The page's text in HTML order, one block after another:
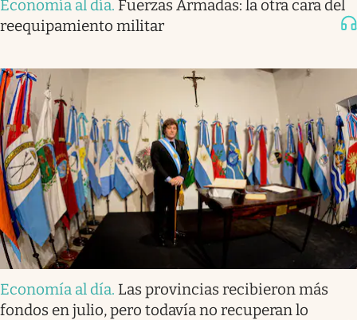
Economía al día. Fuerzas Armadas: la otra cara del
reequipamiento militar
Economía al día. Las provincias recibieron más
fondos en julio, pero todavía no recuperan lo